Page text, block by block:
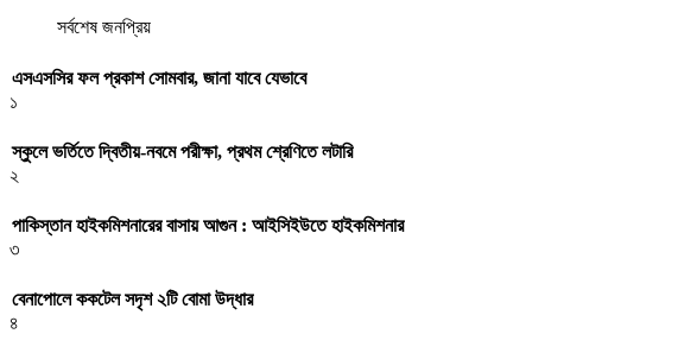
সর্বশেষ জনপ্রিয়
এসএসসির ফল প্রকাশ সোমবার, জানা যাবে যেভাবে
১
স্কুলে ভর্তিতে দ্বিতীয়-নবমে পরীক্ষা, প্রথম শ্রেণিতে লটারি
২
পাকিস্তান হাইকমিশনারের বাসায় আগুন : আইসিইউতে হাইকমিশনার
৩
বেনাপোলে ককটেল সদৃশ ২টি বোমা উদ্ধার
৪